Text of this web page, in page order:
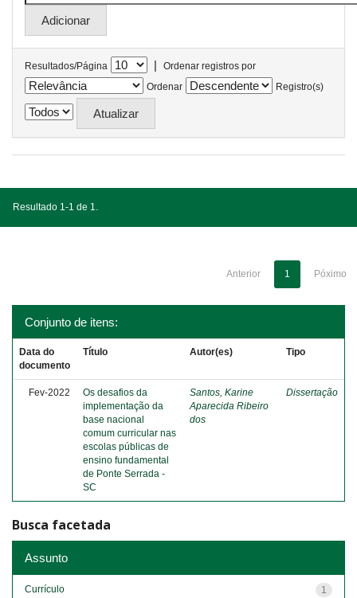
Resultados/Página |
Ordenar registros por
Ordenar
Registro(s)
Resultado 1-1 de 1.
Anterior 1 Póximo
Conjunto de itens:
Data do
documento
Título Autor(es) Tipo
Fev-2022
Os desafios da
implementação da
base nacional
comum curricular nas
escolas públicas de
ensino fundamental
de Ponte Serrada -
SC
Santos, Karine
Aparecida Ribeiro
dos
Dissertação
Busca facetada
Assunto
1
Currículo